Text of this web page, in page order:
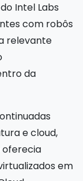
Intel Labs
com robôs
relevante
da
e cloud,
oferecia
em